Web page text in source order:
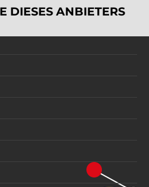
DIESES ANBIETERS